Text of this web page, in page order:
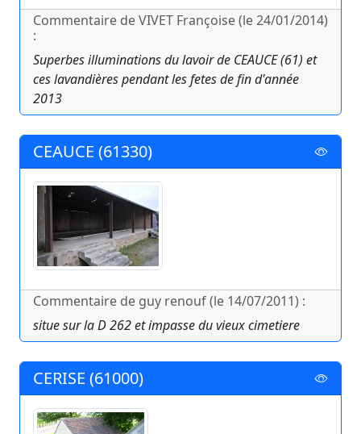
Commentaire de VIVET Françoise (le 24/01/2014)
:
Superbes illuminations du lavoir de CEAUCE (61) et
ces lavandières pendant les fetes de fin d'année
2013
CEAUCE (61330)
Commentaire de guy renouf (le 14/07/2011) :
situe sur la D 262 et impasse du vieux cimetiere
CERISE (61000)